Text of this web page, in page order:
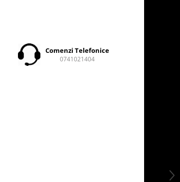
Comenzi Telefonice
0741021404